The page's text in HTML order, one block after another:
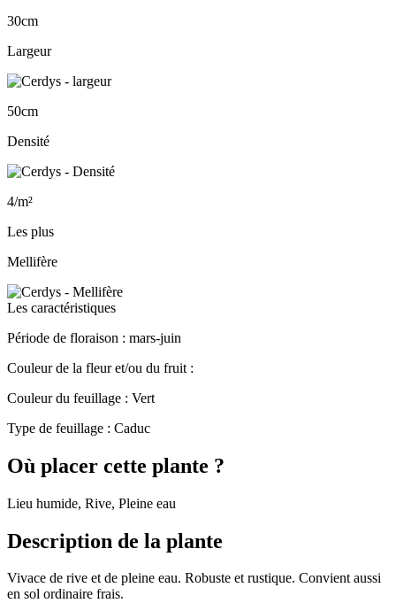
30cm
Largeur
50cm
Densité
4/m²
Les plus
Mellifère
Les caractéristiques
Période de floraison : mars-juin
Couleur de la fleur et/ou du fruit :
Couleur du feuillage : Vert
Type de feuillage : Caduc
Où placer cette plante ?
Lieu humide, Rive, Pleine eau
Description de la plante
Vivace de rive et de pleine eau. Robuste et rustique. Convient aussi
en sol ordinaire frais.